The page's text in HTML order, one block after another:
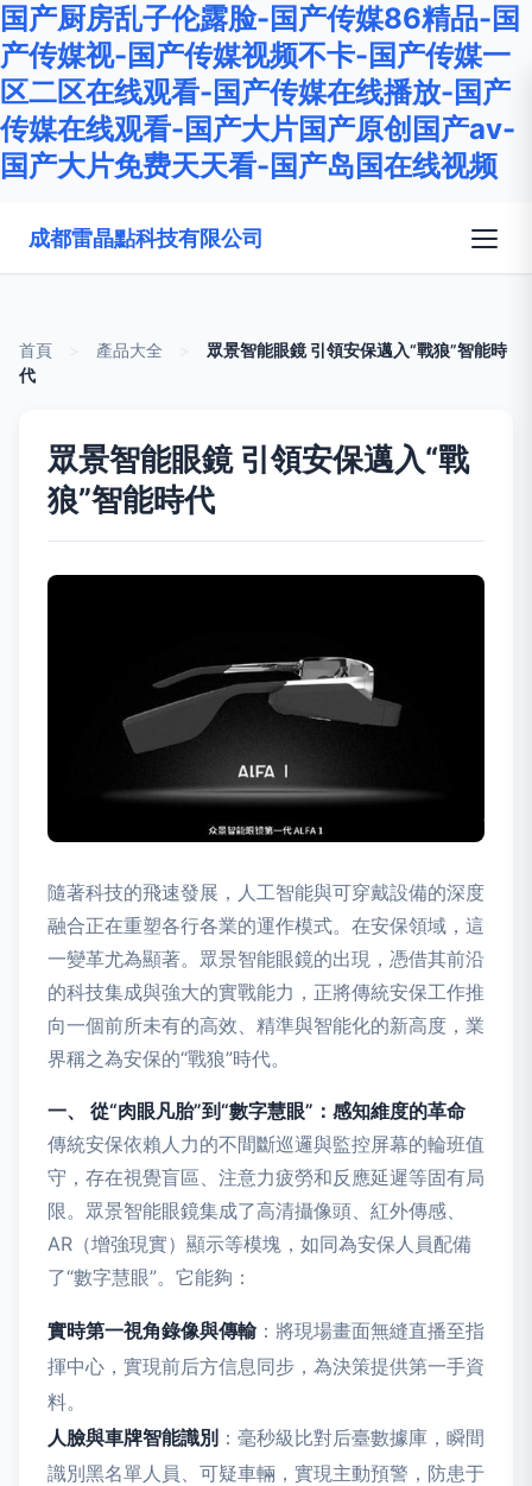
国产厨房乱子伦露脸-国产传媒86精品-国
产传媒视-国产传媒视频不卡-国产传媒一
区二区在线观看-国产传媒在线播放-国产
传媒在线观看-国产大片国产原创国产av-
国产大片免费天天看-国产岛国在线视频
成都雷晶點科技有限公司
首頁 產品大全
眾景智能眼鏡 引領安保邁入“戰狼”智能時
代
眾景智能眼鏡 引領安保邁入“戰
狼”智能時代
隨著科技的飛速發展，人工智能與可穿戴設備的深度
融合正在重塑各行各業的運作模式。在安保領域，這
一變革尤為顯著。眾景智能眼鏡的出現，憑借其前沿
的科技集成與強大的實戰能力，正將傳統安保工作推
向一個前所未有的高效、精準與智能化的新高度，業
界稱之為安保的“戰狼”時代。
一、 從“肉眼凡胎”到“數字慧眼”：感知維度的革命
傳統安保依賴人力的不間斷巡邏與監控屏幕的輪班值
守，存在視覺盲區、注意力疲勞和反應延遲等固有局
限。眾景智能眼鏡集成了高清攝像頭、紅外傳感、
AR（增強現實）顯示等模塊，如同為安保人員配備
了“數字慧眼”。它能夠：
實時第一視角錄像與傳輸：將現場畫面無縫直播至指
揮中心，實現前后方信息同步，為決策提供第一手資
料。
人臉與車牌智能識別 ：毫秒級比對后臺數據庫，瞬間
識別黑名單人員、可疑車輛，實現主動預警，防患于